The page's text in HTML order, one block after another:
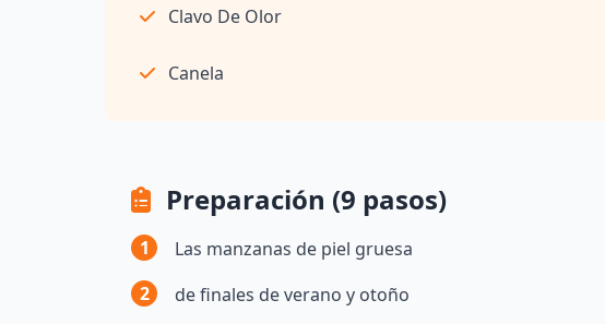
Clavo De Olor
Canela
Preparación (9 pasos)
1
Las manzanas de piel gruesa
2
de finales de verano y otoño